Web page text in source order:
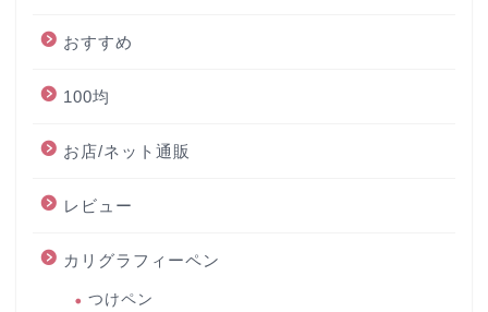
おすすめ
100均
お店/ネット通販
レビュー
カリグラフィーペン
つけペン